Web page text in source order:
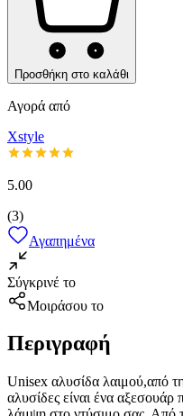
Προσθήκη στο καλάθι
Αγορά από
Xstyle
5.00
(3)
Αγαπημένα
Σύγκρινέ το
Μοιράσου το
Περιγραφή
Unisex αλυσίδα λαιμού,από
αλυσίδες είναι ένα